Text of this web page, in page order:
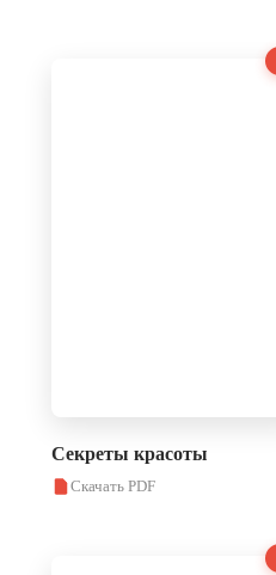
Секреты красоты
Скачать PDF